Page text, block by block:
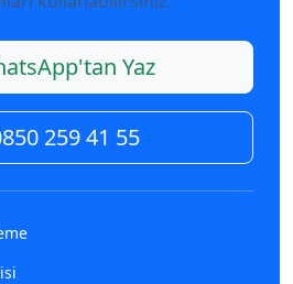
Yaz
259 41 55